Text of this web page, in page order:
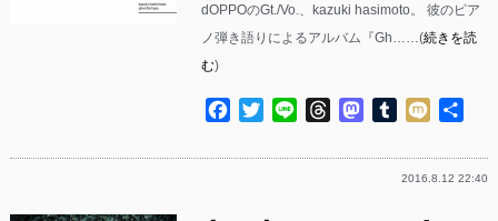
dOPPOのGt./Vo.、kazuki hasimoto。 彼のピア
ノ弾き語りによるアルバム『Gh……(続きを読
む)
Facebook
TwitterLine ThreadsMastodon
Tumblr
Mixi
2016.8.12 22:40